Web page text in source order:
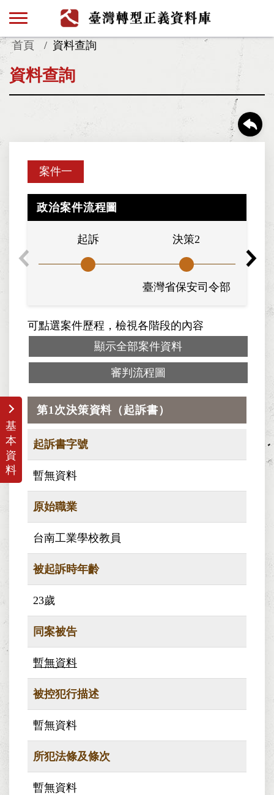
首頁 資料查詢
資料查詢
案件一
政治案件流程圖
起訴 決策2
臺灣省保安司令部
可點選案件歷程，檢視各階段的內容
顯示全部案件資料
審判流程圖
基
本
資
料
第1次決策資料（起訴書）
起訴書字號
暫無資料
原始職業
台南工業學校教員
被起訴時年齡
23歲
同案被告
暫無資料
被控犯行描述
暫無資料
所犯法條及條次
暫無資料